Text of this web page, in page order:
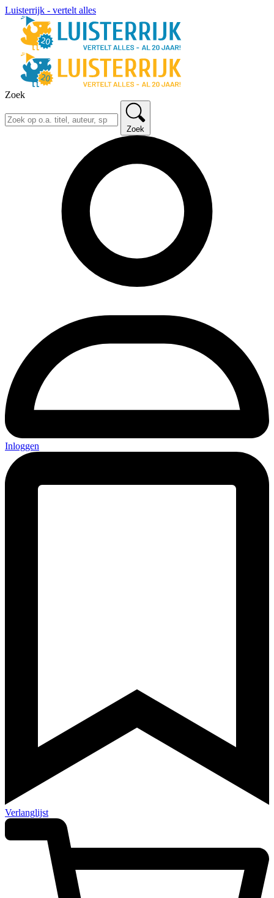
Luisterrijk - vertelt alles
Zoek
Zoek
Inloggen
Verlanglijst